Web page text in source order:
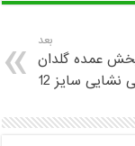
بعد
عمده گلدان
نشایی سایز 12